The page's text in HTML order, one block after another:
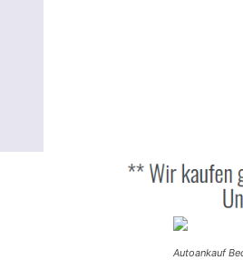
Autoankauf